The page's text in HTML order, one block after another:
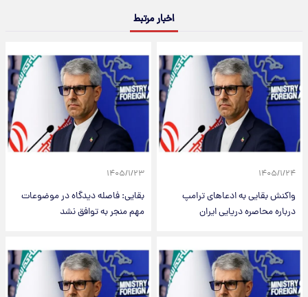
اخبار مرتبط
۱۴۰۵/۱/۲۴
واکنش بقایی به ادعاهای ترامپ
درباره محاصره دریایی ایران
۱۴۰۵/۱/۲۳
بقایی: فاصله دیدگاه در موضوعات
مهم منجر به توافق نشد